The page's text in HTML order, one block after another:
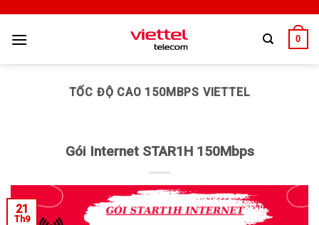
0
TỐC ĐỘ CAO 150MBPS VIETTEL
Gói Internet STAR1H 150Mbps
21
Th9